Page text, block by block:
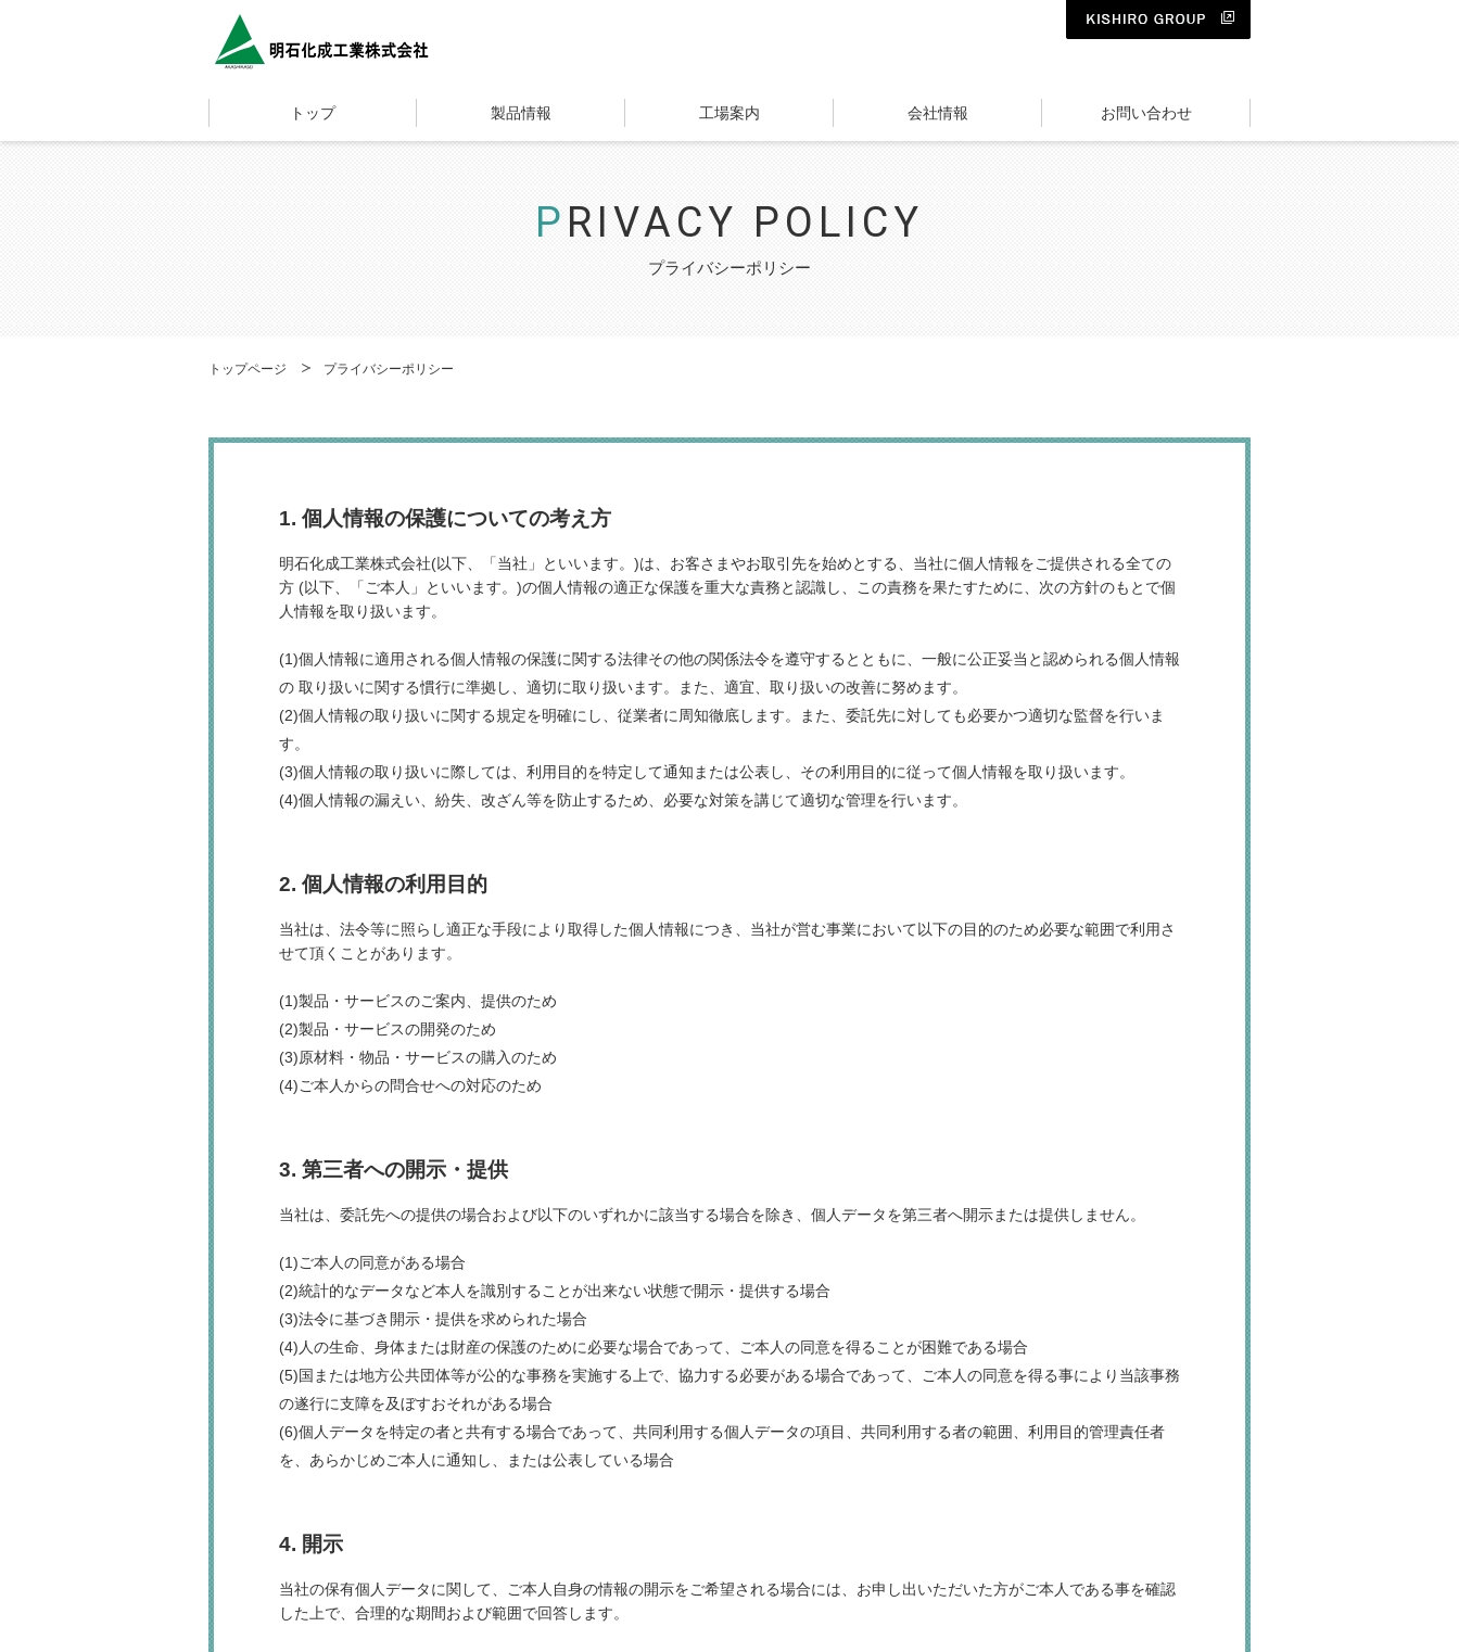
トップ 製品情報 工場案内 会社情報 お問い合わせ
PRIVACY POLICY
プライバシーポリシー
トップページ プライバシーポリシー
1. 個人情報の保護についての考え方
明石化成工業株式会社(以下、「当社」といいます。)は、お客さまやお取引先を始めとする、当社に個人情報をご提供される全ての
方 (以下、「ご本人」といいます。)の個人情報の適正な保護を重大な責務と認識し、この責務を果たすために、次の方針のもとで個
人情報を取り扱います。
(1)個人情報に適用される個人情報の保護に関する法律その他の関係法令を遵守するとともに、一般に公正妥当と認められる個人情報
の 取り扱いに関する慣行に準拠し、適切に取り扱います。また、適宜、取り扱いの改善に努めます。
(2)個人情報の取り扱いに関する規定を明確にし、従業者に周知徹底します。また、委託先に対しても必要かつ適切な監督を行いま
す。
(3)個人情報の取り扱いに際しては、利用目的を特定して通知または公表し、その利用目的に従って個人情報を取り扱います。
(4)個人情報の漏えい、紛失、改ざん等を防止するため、必要な対策を講じて適切な管理を行います。
2. 個人情報の利用目的
当社は、法令等に照らし適正な手段により取得した個人情報につき、当社が営む事業において以下の目的のため必要な範囲で利用さ
せて頂くことがあります。
(1)製品・サービスのご案内、提供のため
(2)製品・サービスの開発のため
(3)原材料・物品・サービスの購入のため
(4)ご本人からの問合せへの対応のため
3. 第三者への開示・提供
当社は、委託先への提供の場合および以下のいずれかに該当する場合を除き、個人データを第三者へ開示または提供しません。
(1)ご本人の同意がある場合
(2)統計的なデータなど本人を識別することが出来ない状態で開示・提供する場合
(3)法令に基づき開示・提供を求められた場合
(4)人の生命、身体または財産の保護のために必要な場合であって、ご本人の同意を得ることが困難である場合
(5)国または地方公共団体等が公的な事務を実施する上で、協力する必要がある場合であって、ご本人の同意を得る事により当該事務
の遂行に支障を及ぼすおそれがある場合
(6)個人データを特定の者と共有する場合であって、共同利用する個人データの項目、共同利用する者の範囲、利用目的管理責任者
を、あらかじめご本人に通知し、または公表している場合
4. 開示
当社の保有個人データに関して、ご本人自身の情報の開示をご希望される場合には、お申し出いただいた方がご本人である事を確認
した上で、合理的な期間および範囲で回答します。